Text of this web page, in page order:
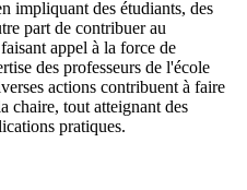
impliquant des étudiants, des
part de contribuer au
appel à la force de
des professeurs de l'école
actions contribuent à faire
chaire, tout atteignant des
pratiques.